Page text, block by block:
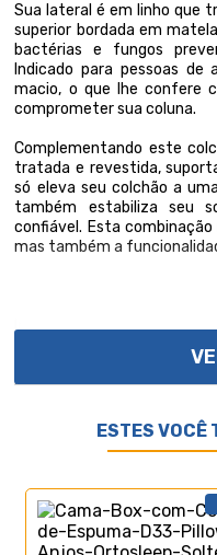
Sua lateral é em linho que
superior bordada em
bactérias e fungos
Indicado para pessoas
macio, o que lhe confere
comprometer sua coluna.
Complementando este
tratada e revestida,
só eleva seu colchão a
também estabiliza seu
confiável. Esta
mas também a
Importante, as cores
oferecemos
qualificados. Confira
elevadores e passagens.
aceitaremosESTES VOCÊ